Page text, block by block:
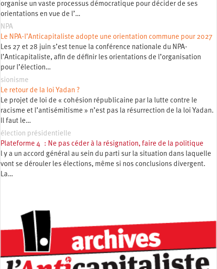
organise un vaste processus démocratique pour décider de ses
orientations en vue de l’…
NPA
Le NPA-l’Anticapitaliste adopte une orientation commune pour 2027
Les 27 et 28 juin s’est tenue la conférence nationale du NPA-
l’Anticapitaliste, afin de définir les orientations de l’organisation
pour l’élection…
sionisme
Le retour de la loi Yadan ?
Le projet de loi de « cohésion républicaine par la lutte contre le
racisme et l’antisémitisme » n’est pas la résurrection de la loi Yadan.
Il faut le…
élection présidentielle
Plateforme 4 : Ne pas céder à la résignation, faire de la politique
l y a un accord général au sein du parti sur la situation dans laquelle
vont se dérouler les élections, même si nos conclusions divergent.
La…